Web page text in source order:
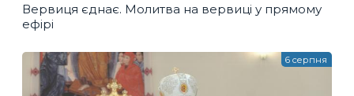
Вервиця єднає. Молитва на вервиці у прямому
ефірі
6 серпня